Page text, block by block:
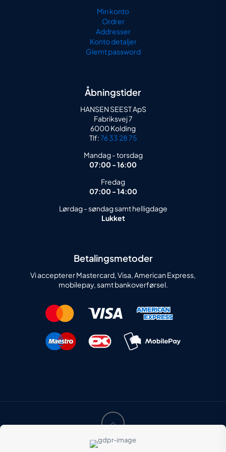
Min konto
Ordrer
Addresser
Konto detaljer
Glemt password
Åbningstider
HANSEN SEEST ApS
Fabriksvej 7
6000 Kolding
Tlf:76 33 28 75
Mandag - torsdag
07:00 - 16:00
Fredag
07:00 - 14:00
Lørdag - søndag samt helligdage
Lukket
Betalingsmetoder
Vi accepterer Mastercard, Visa, American Express,
mobilepay, samt bankoverførsel.
© 2022 HANSEN SEEST ApS | Created by